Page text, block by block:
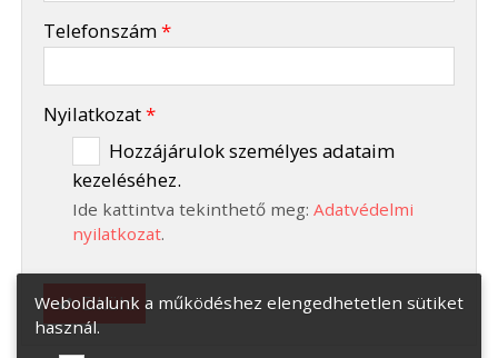
Telefonszám*
Nyilatkozat*
Hozzájárulok személyes adataim
kezeléséhez.
Ide kattintva tekinthető meg: Adatvédelmi
nyilatkozat.
Elküld
Weboldalunk a működéshez elengedhetetlen sütiket
használ.